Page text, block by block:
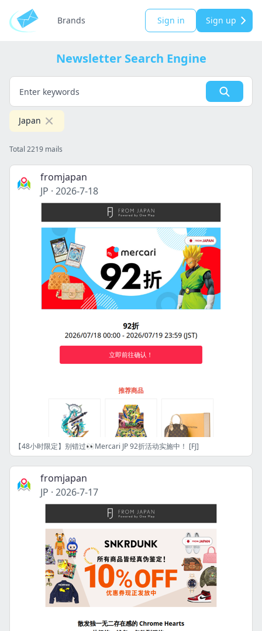
Brands Sign in Sign up
Newsletter Search Engine
Japan
Total 2219 mails
fromjapan
JP · 2026-7-18
【48小时限定】别错过👀Mercari JP 92折活动实施中！ [FJ]
fromjapan
JP · 2026-7-17